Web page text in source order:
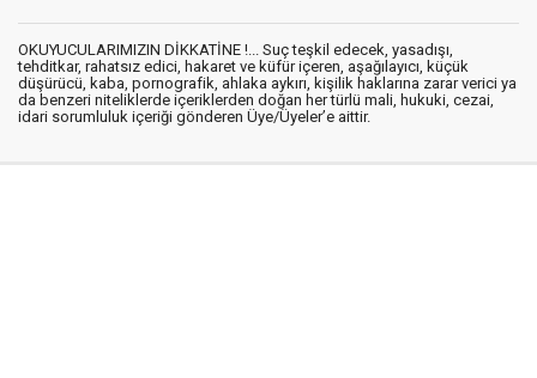
OKUYUCULARIMIZIN DİKKATİNE !... Suç teşkil edecek, yasadışı,
tehditkar, rahatsız edici, hakaret ve küfür içeren, aşağılayıcı, küçük
düşürücü, kaba, pornografik, ahlaka aykırı, kişilik haklarına zarar verici ya
da benzeri niteliklerde içeriklerden doğan her türlü mali, hukuki, cezai,
idari sorumluluk içeriği gönderen Üye/Üyeler’e aittir.